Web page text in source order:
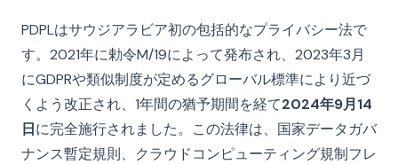
PDPLはサウジアラビア初の包括的なプライバシー法で
す。2021年に勅令M/19によって発布され、2023年3月
にGDPRや類似制度が定めるグローバル標準により近づ
くよう改正され、1年間の猶予期間を経て2024年9月14
日に完全施行されました。この法律は、国家データガバ
ナンス暫定規則、クラウドコンピューティング規制フレ